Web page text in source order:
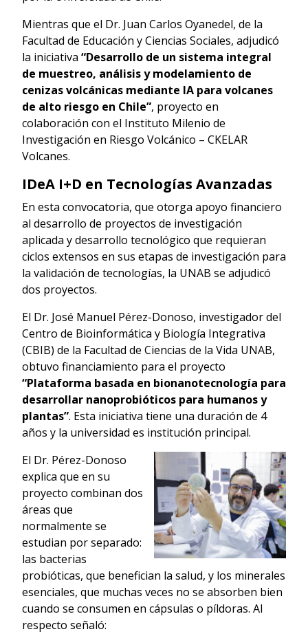
Mientras que el Dr. Juan Carlos Oyanedel, de la
Facultad de Educación y Ciencias Sociales, adjudicó
la iniciativa “Desarrollo de un sistema integral
de muestreo, análisis y modelamiento de
cenizas volcánicas mediante IA para volcanes
de alto riesgo en Chile”, proyecto en
colaboración con el Instituto Milenio de
Investigación en Riesgo Volcánico – CKELAR
Volcanes.
IDeA I+D en Tecnologías Avanzadas
En esta convocatoria, que otorga apoyo financiero
al desarrollo de proyectos de investigación
aplicada y desarrollo tecnológico que requieran
ciclos extensos en sus etapas de investigación para
la validación de tecnologías, la UNAB se adjudicó
dos proyectos.
El Dr. José Manuel Pérez-Donoso, investigador del
Centro de Bioinformática y Biología Integrativa
(CBIB) de la Facultad de Ciencias de la Vida UNAB,
obtuvo financiamiento para el proyecto
“Plataforma basada en bionanotecnología para
desarrollar nanoprobióticos para humanos y
plantas”. Esta iniciativa tiene una duración de 4
años y la universidad es institución principal.
El Dr. Pérez-Donoso
explica que en su
proyecto combinan dos
áreas que
normalmente se
estudian por separado:
las bacterias
probióticas, que benefician la salud, y los minerales
esenciales, que muchas veces no se absorben bien
cuando se consumen en cápsulas o píldoras. Al
respecto señaló: